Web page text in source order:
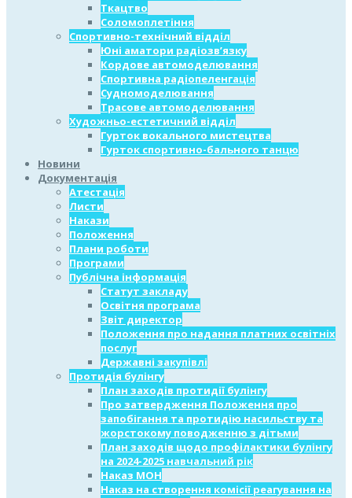
Ткацтво
Соломоплетіння
Спортивно-технічний відділ
Юні аматори радіозв’язку
Кордове автомоделювання
Спортивна радіопеленгація
Судномоделювання
Трасове автомоделювання
Художньо-естетичний відділ
Гурток вокального мистецтва
Гурток спортивно-бального танцю
Новини
Документація
Атестація
Листи
Накази
Положення
Плани роботи
Програми
Публічна інформація
Статут закладу
Освітня програма
Звіт директор
Положення про надання платних освітніх
послуг
Державні закупівлі
Протидія булінгу
План заходів протидії булінгу
Про затвердження Положення про
запобігання та протидію насильству та
жорстокому поводженню з дітьми
План заходів щодо профілактики булінгу
на 2024-2025 навчальний рік
Наказ МОН
Наказ на створення комісії реагування на